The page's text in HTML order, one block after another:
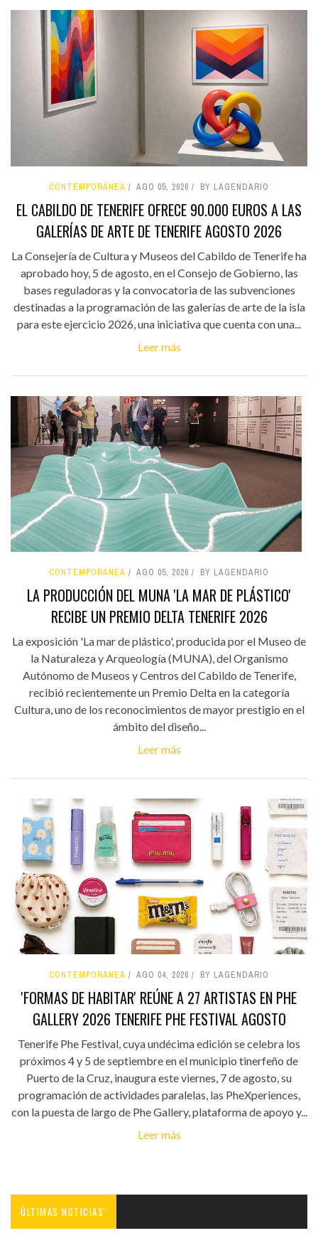
CONTEMPORÁNEA AGO 05, 2026 BY LAGENDARIO
EL CABILDO DE TENERIFE OFRECE 90.000 EUROS A LAS
GALERÍAS DE ARTE DE TENERIFE AGOSTO 2026
La Consejería de Cultura y Museos del Cabildo de Tenerife ha
aprobado hoy, 5 de agosto, en el Consejo de Gobierno, las
bases reguladoras y la convocatoria de las subvenciones
destinadas a la programación de las galerías de arte de la isla
para este ejercicio 2026, una iniciativa que cuenta con una...
Leer más
CONTEMPORÁNEA AGO 05, 2026 BY LAGENDARIO
LA PRODUCCIÓN DEL MUNA 'LA MAR DE PLÁSTICO'
RECIBE UN PREMIO DELTA TENERIFE 2026
La exposición 'La mar de plástico', producida por el Museo de
la Naturaleza y Arqueología (MUNA), del Organismo
Autónomo de Museos y Centros del Cabildo de Tenerife,
recibió recientemente un Premio Delta en la categoría
Cultura, uno de los reconocimientos de mayor prestigio en el
ámbito del diseño...
Leer más
CONTEMPORÁNEA AGO 04, 2026 BY LAGENDARIO
'FORMAS DE HABITAR' REÚNE A 27 ARTISTAS EN PHE
GALLERY 2026 TENERIFE PHE FESTIVAL AGOSTO
Tenerife Phe Festival, cuya undécima edición se celebra los
próximos 4 y 5 de septiembre en el municipio tinerfeño de
Puerto de la Cruz, inaugura este viernes, 7 de agosto, su
programación de actividades paralelas, las PheXperiences,
con la puesta de largo de Phe Gallery, plataforma de apoyo y...
Leer más
ÚLTIMAS NOTICIAS'